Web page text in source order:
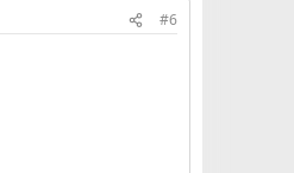
#6